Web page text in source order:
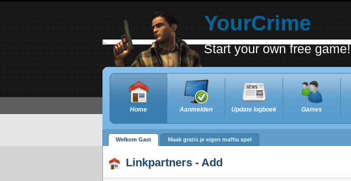
YourCrime
Start your own free game!
Home Aanmelden Update logboek Games
Welkom Gast Maak gratis je eigen maffia spel
Linkpartners - Add